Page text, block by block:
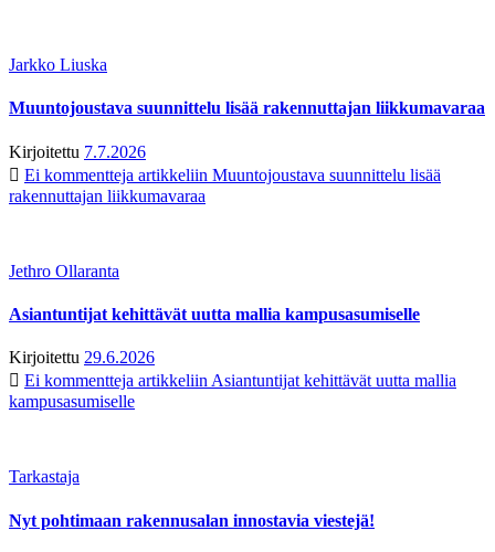
Jarkko Liuska
Muuntojoustava suunnittelu lisää rakennuttajan liikkumavaraa
Kirjoitettu 7.7.2026
Ei kommentteja artikkeliin Muuntojoustava suunnittelu lisää
rakennuttajan liikkumavaraa
Jethro Ollaranta
Asiantuntijat kehittävät uutta mallia kampusasumiselle
Kirjoitettu 29.6.2026
Ei kommentteja artikkeliin Asiantuntijat kehittävät uutta mallia
kampusasumiselle
Tarkastaja
Nyt pohtimaan rakennusalan innostavia viestejä!